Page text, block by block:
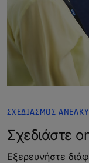
ΣΧΕΔΙΑΣΜΟΣ
Σχεδιάστε
Εξερευνήστε